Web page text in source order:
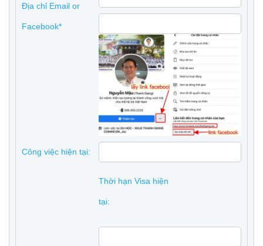
Địa chỉ Email or
Facebook*
Công việc hiện tại:
Thời hạn Visa hiện
tại: